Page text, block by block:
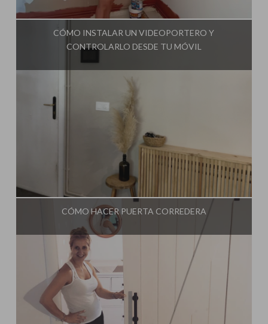
Influencer:Steffido
CÓMO INSTALAR UN VIDEOPORTERO Y
CONTROLARLO DESDE TU MÓVIL
Influencer:
CÓMO HACER PUERTA CORREDERA